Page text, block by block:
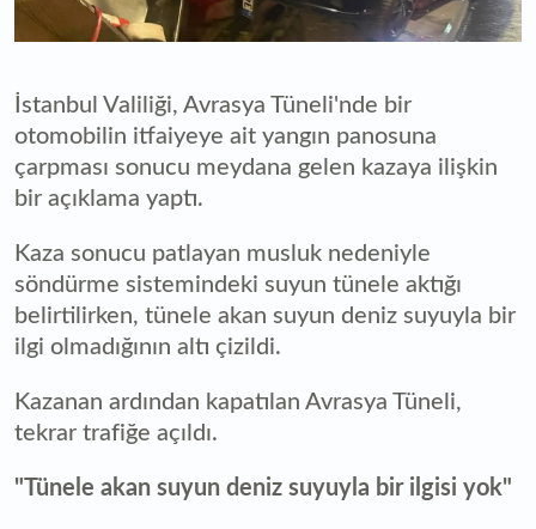
İstanbul Valiliği, Avrasya Tüneli'nde bir
otomobilin itfaiyeye ait yangın panosuna
çarpması sonucu meydana gelen kazaya ilişkin
bir açıklama yaptı.
Kaza sonucu patlayan musluk nedeniyle
söndürme sistemindeki suyun tünele aktığı
belirtilirken, tünele akan suyun deniz suyuyla bir
ilgi olmadığının altı çizildi.
Kazanan ardından kapatılan Avrasya Tüneli,
tekrar trafiğe açıldı.
"Tünele akan suyun deniz suyuyla bir ilgisi yok"